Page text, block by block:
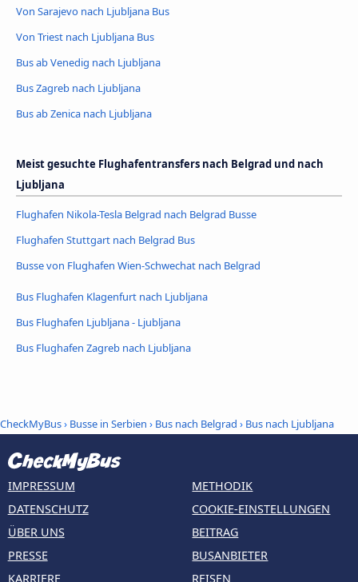
Von Sarajevo nach Ljubljana Bus
Von Triest nach Ljubljana Bus
Bus ab Venedig nach Ljubljana
Bus Zagreb nach Ljubljana
Bus ab Zenica nach Ljubljana
Meist gesuchte Flughafentransfers nach Belgrad und nach
Ljubljana
Flughafen Nikola-Tesla Belgrad nach Belgrad Busse
Flughafen Stuttgart nach Belgrad Bus
Busse von Flughafen Wien-Schwechat nach Belgrad
Bus Flughafen Klagenfurt nach Ljubljana
Bus Flughafen Ljubljana - Ljubljana
Bus Flughafen Zagreb nach Ljubljana
CheckMyBus› Busse in Serbien › Bus nach Belgrad › Bus nach Ljubljana
IMPRESSUM
DATENSCHUTZ
ÜBER UNS
PRESSE
KARRIERE
METHODIK
COOKIE-EINSTELLUNGEN
BEITRAG
BUSANBIETER
REISEN